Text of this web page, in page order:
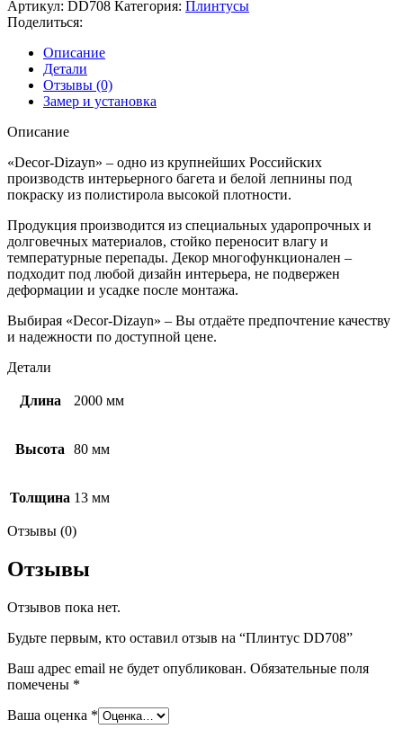
Артикул: DD708 Категория: Плинтусы
Поделиться:
Описание
Детали
Отзывы (0)
Замер и установка
Описание
«Decor-Dizayn» – одно из крупнейших Российских
производств интерьерного багета и белой лепнины под
покраску из полистирола высокой плотности.
Продукция производится из специальных ударопрочных и
долговечных материалов, стойко переносит влагу и
температурные перепады. Декор многофункционален –
подходит под любой дизайн интерьера, не подвержен
деформации и усадке после монтажа.
Выбирая «Decor-Dizayn» – Вы отдаёте предпочтение качеству
и надежности по доступной цене.
Детали
Длина 2000 мм
Высота 80 мм
Толщина 13 мм
Отзывы (0)
Отзывы
Отзывов пока нет.
Будьте первым, кто оставил отзыв на “Плинтус DD708”
Ваш адрес email не будет опубликован. Обязательные поля
помечены *
Ваша оценка *